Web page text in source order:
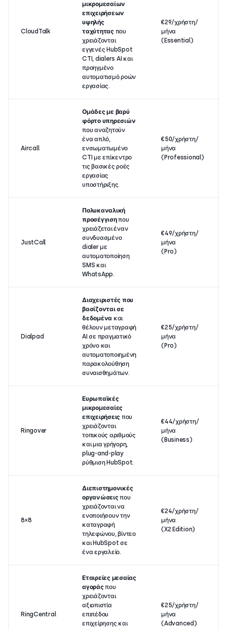
CloudTalk
μικρομεσαίων
επιχειρήσεων
υψηλής
ταχύτηταςπου
χρειάζονται
εγγενές HubSpot
CTI, dialers AI και
προηγμένο
αυτοματισμό ροών
εργασίας.
€29/χρήστη/
μήνα
(Essential)
Aircall
Ομάδες με βαρύ
φόρτο υπηρεσιών
που αναζητούν
ένα απλό,
ενσωματωμένο
CTI με επίκεντρο
τις βασικές ροές
εργασίας
υποστήριξης.
€50/χρήστη/
μήνα
(Professional)
JustCall
Πολυκαναλική
προσέγγισηπου
χρειάζεται έναν
συνδυασμένο
dialer με
αυτοματοποίηση
SMS και
WhatsApp.
€49/χρήστη/
μήνα
(Pro)
Dialpad
Διαχειριστές που
βασίζονται σε
δεδομένα και
θέλουν μεταγραφή
AI σε πραγματικό
χρόνο και
αυτοματοποιημένη
παρακολούθηση
συναισθημάτων.
€25/χρήστη/
μήνα
(Pro)
Ringover
Ευρωπαϊκές
μικρομεσαίες
επιχειρήσεις που
χρειάζονται
τοπικούς αριθμούς
και μια γρήγορη,
plug-and-play
ρύθμιση HubSpot.
€44/χρήστη/
μήνα
(Business)
8×8
Διεπιστημονικές
οργανώσειςπου
χρειάζονται να
ενοποιήσουν την
καταγραφή
τηλεφώνου, βίντεο
και HubSpot σε
ένα εργαλείο.
€24/χρήστη/
μήνα
(X2 Edition)
RingCentral
Εταιρείες μεσαίας
αγοράςπου
χρειάζονται
αξιοπιστία
επιπέδου
επιχείρησης και
€25/χρήστη/
μήνα
(Advanced)